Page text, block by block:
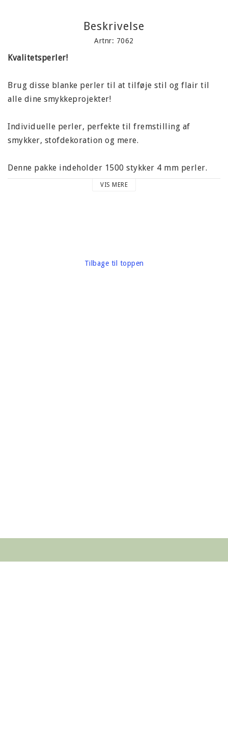
Beskrivelse
Artnr: 7062
Kvalitetsperler!
Brug disse blanke perler til at tilføje stil og flair til
alle dine smykkeprojekter!
Individuelle perler, perfekte til fremstilling af
smykker, stofdekoration og mere.
Denne pakke indeholder 1500 stykker 4 mm perler.
Farve: Hvid.
VIS MERE
Tilbage til toppen